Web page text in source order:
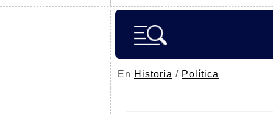
En Historia / Política